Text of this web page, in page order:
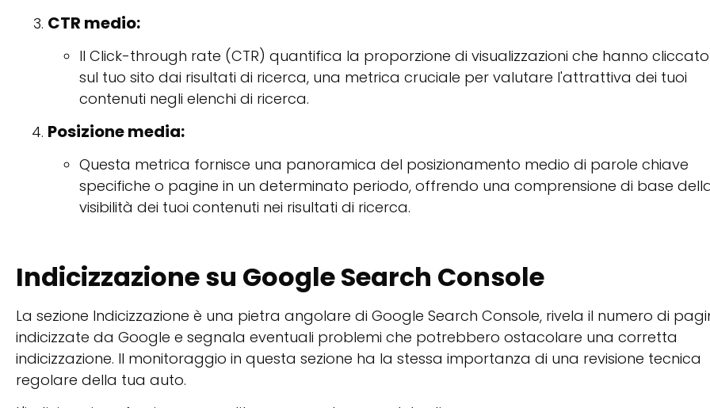
CTR medio:
Il Click-through rate (CTR) quantifica la proporzione di visualizzazioni che hanno cliccato
sul tuo sito dai risultati di ricerca, una metrica cruciale per valutare l'attrattiva dei tuoi
contenuti negli elenchi di ricerca.
Posizione media:
Questa metrica fornisce una panoramica del posizionamento medio di parole chiave
specifiche o pagine in un determinato periodo, offrendo una comprensione di base
visibilità dei tuoi contenuti nei risultati di ricerca.
Indicizzazione su Google Search Console
La sezione Indicizzazione è una pietra angolare di Google Search Console, rivela il numero di
indicizzate da Google e segnala eventuali problemi che potrebbero ostacolare una corretta
indicizzazione. Il monitoraggio in questa sezione ha la stessa importanza di una revisione tecnica
regolare della tua auto.